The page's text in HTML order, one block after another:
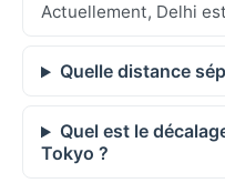
Actuellement, Delhi
Quelle distance
Quel est le
Tokyo ?